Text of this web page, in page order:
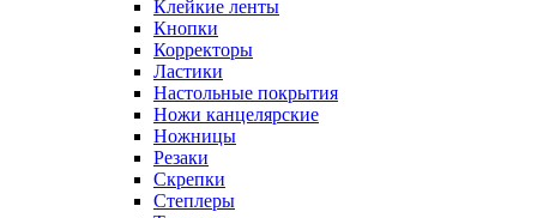
Клейкие ленты
Кнопки
Корректоры
Ластики
Настольные покрытия
Ножи канцелярские
Ножницы
Резаки
Скрепки
Степлеры